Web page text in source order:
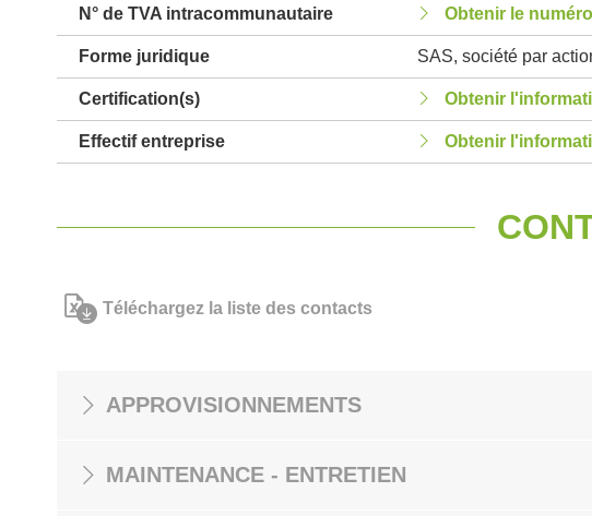
N° de TVA intracommunautaire Obtenir le numéro
Forme juridique SAS, société par
Certification(s) Obtenir
Effectif entreprise Obtenir
Téléchargez la liste des contacts
APPROVISIONNEMENTS
MAINTENANCE - ENTRETIEN